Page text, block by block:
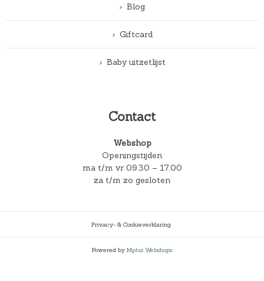
Blog
Giftcard
Baby uitzetlijst
Contact
Webshop
Openingstijden
ma t/m vr 09.30 – 17.00
za t/m zo gesloten
Privacy- & Cookieverklaring
Powered by Mplus Webshops